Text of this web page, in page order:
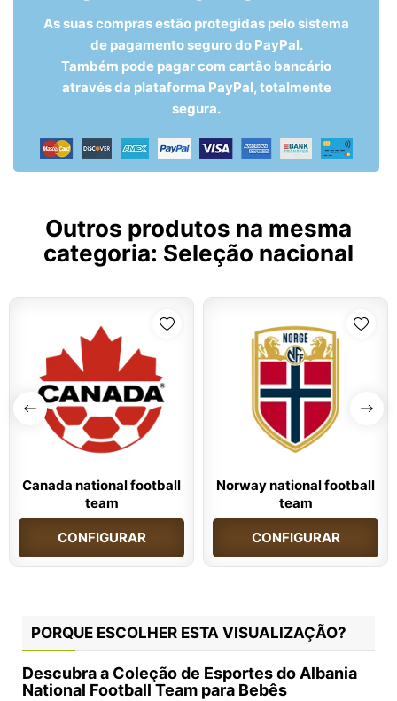
As suas compras estão protegidas pelo sistema
de pagamento seguro do PayPal.
Também pode pagar com cartão bancário
através da plataforma PayPal, totalmente
segura.
Outros produtos na mesma
categoria: Seleção nacional
Canada national football
team
CONFIGURAR
Norway national football
team
CONFIGURAR
PORQUE ESCOLHER ESTA VISUALIZAÇÃO?
Descubra a Coleção de Esportes do Albania
National Football Team para Bebês